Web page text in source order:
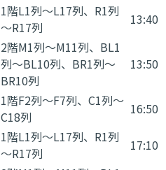
1階L1列～L17列、R1列
～R17列
13:40
2階M1列～M11列、BL1
列～BL10列、BR1列～
BR10列
13:50
1階F2列～F7列、C1列～
C18列
16:50
1階L1列～L17列、R1列
～R17列
17:10